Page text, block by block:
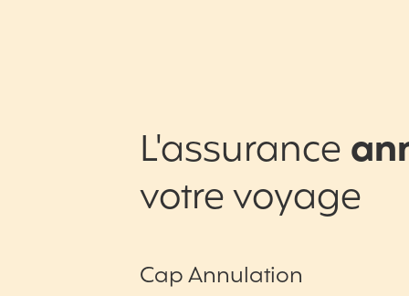
Cap Annulation
L'assurance
votre voyage